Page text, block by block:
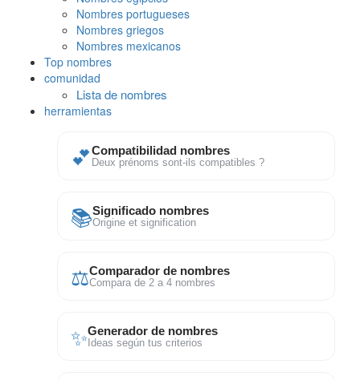
Nombres portugueses
Nombres griegos
Nombres mexicanos
Top nombres
comunidad
Lista de nombres
herramientas
💕Compatibilidad nombres
Deux prénoms sont-ils compatibles ?
📚Significado nombres
Origine et signification
⚖Comparador de nombres
Compara de 2 a 4 nombres
✨Generador de nombres
Ideas según tus criterios